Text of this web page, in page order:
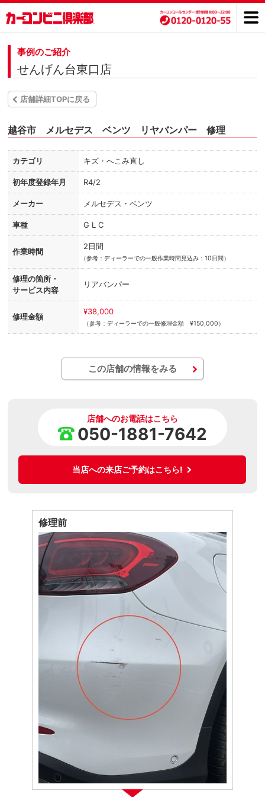
事例のご紹介
せんげん台東口店
店舗詳細TOPに戻る
越谷市 メルセデス ベンツ リヤバンパー 修理
カテゴリ キズ・へこみ直し
初年度登録年月 R4/2
メーカー メルセデス・ベンツ
車種 G L C
作業時間
2日間
（参考：ディーラーでの一般作業時間見込み：10日間）
修理の箇所・
サービス内容
リアバンパー
修理金額
¥38,000
（参考：ディーラーでの一般修理金額 ¥150,000）
この店舗の情報をみる
店舗へのお電話はこちら
050-1881-7642
当店への来店ご予約はこちら!
修理前